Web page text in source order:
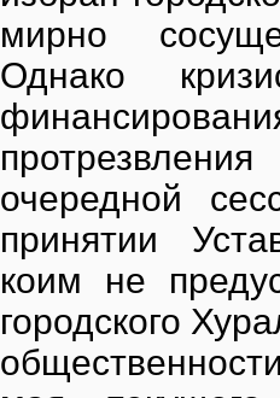
мирно
Однако
очередной
принятии
коим не
городского